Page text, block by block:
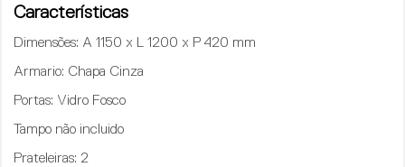
Características
Dimensões: A 1150 x L 1200 x P 420 mm
Armario: Chapa Cinza
Portas: Vidro Fosco
Tampo não incluido
Prateleiras: 2